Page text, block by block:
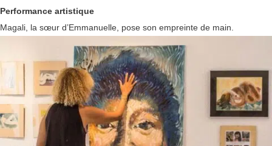
Performance artistique
Magali, la sœur d’Emmanuelle, pose son empreinte de main.